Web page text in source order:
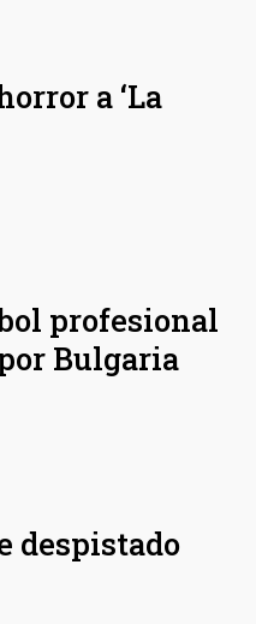
a ‘La
profesional
Bulgaria
despistado